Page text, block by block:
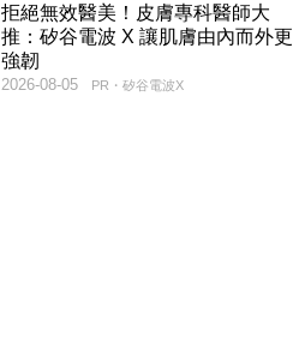
拒絕無效醫美！皮膚專科醫師大
推：矽谷電波 X 讓肌膚由內而外更
強韌
PR・矽谷電波X
2026-08-05